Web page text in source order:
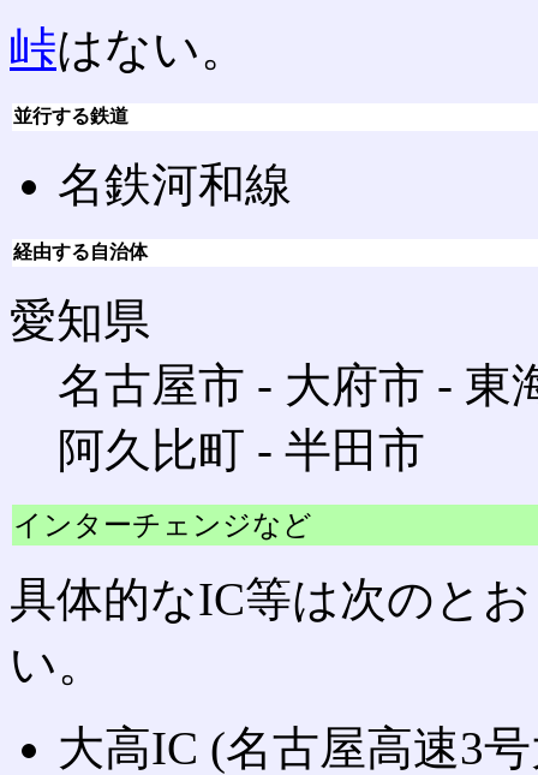
峠はない。
並行する鉄道
名鉄河和線
経由する自治体
愛知県
名古屋市 ‐ 大府市 ‐ 東
阿久比町 ‐ 半田市
インターチェンジなど
具体的なIC等は次のと
い。
大高IC (名古屋高速3